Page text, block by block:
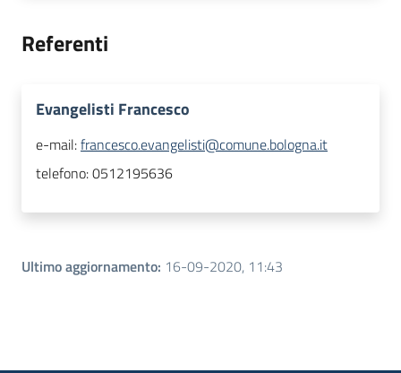
Referenti
Evangelisti Francesco
e-mail:francesco.evangelisti@comune.bologna.it
telefono:0512195636
Ultimo aggiornamento: 16-09-2020, 11:43